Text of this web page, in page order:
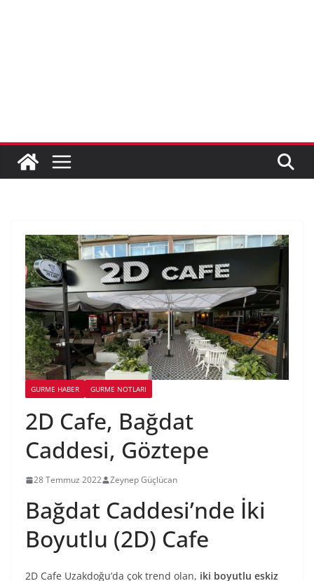
GURME HABER GURME NOTLARI
2D Cafe, Bağdat
Caddesi, Göztepe
28 Temmuz 2022 Zeynep Güçlücan
Bağdat Caddesi’nde İki
Boyutlu (2D) Cafe
2D Cafe Uzakdoğu’da çok trend olan, iki boyutlu eskiz